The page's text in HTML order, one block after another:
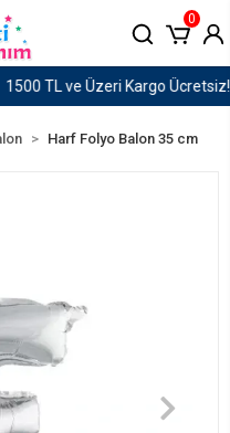
Ücretsiz!
0
Harf Folyo Balon 35 cm